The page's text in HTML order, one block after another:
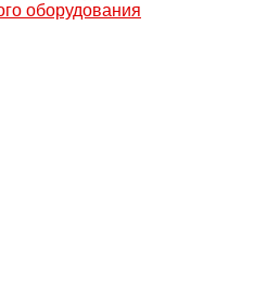
оборудования